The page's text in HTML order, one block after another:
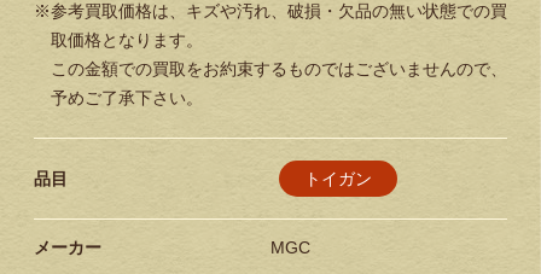
※参考買取価格は、キズや汚れ、破損・欠品の無い状態での買
取価格となります。
この金額での買取をお約束するものではございませんので、
予めご了承下さい。
品目 トイガン
メーカー MGC